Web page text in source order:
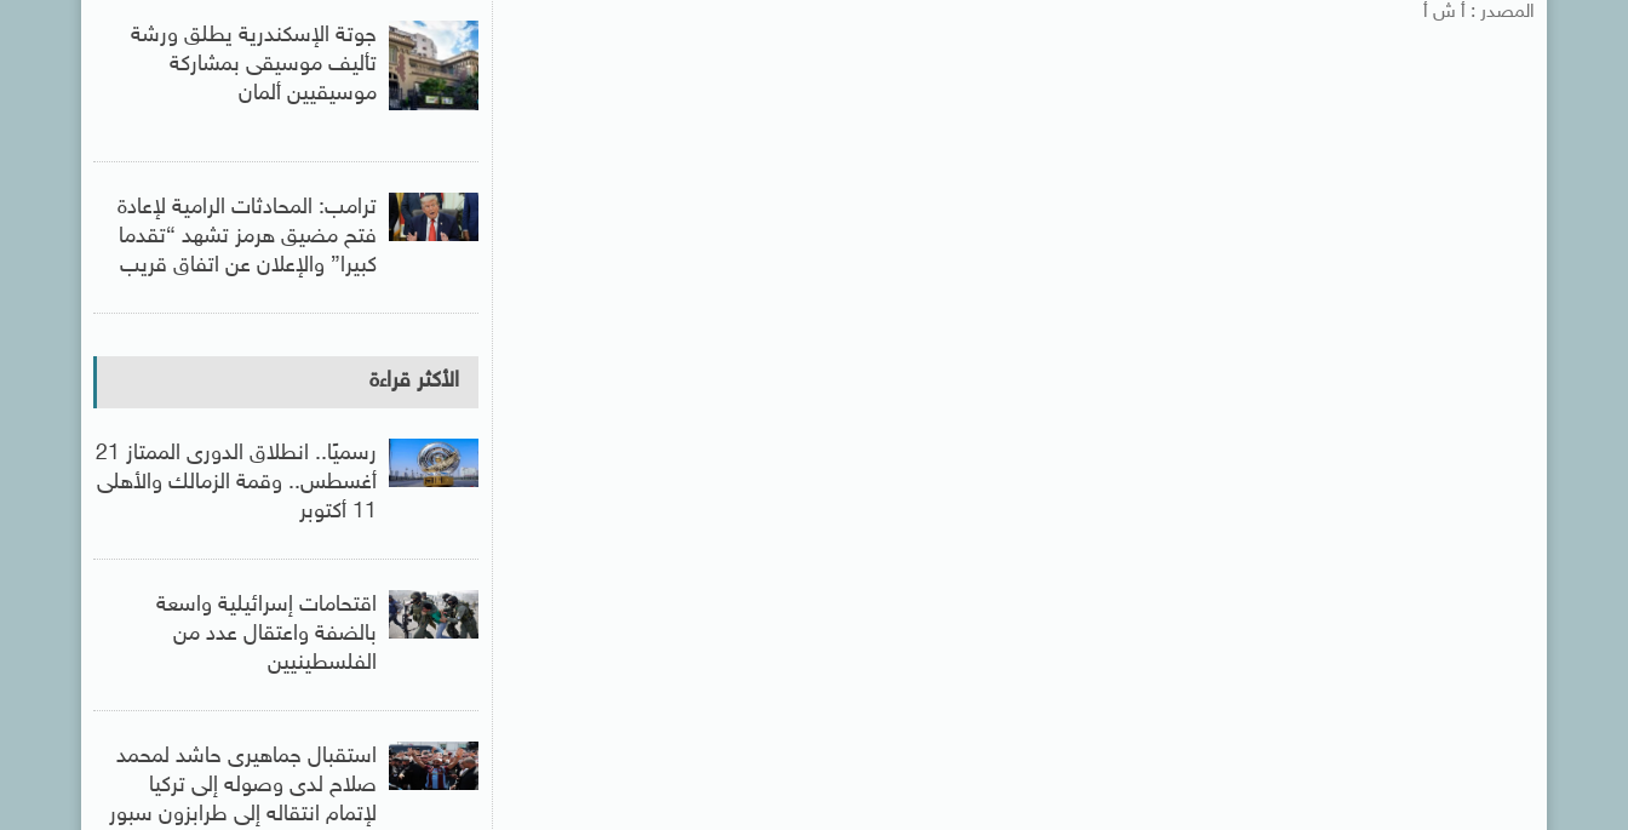
المصدر : أ ش أ
جوتة الإسكندرية يطلق ورشة
تأليف موسيقى بمشاركة
موسيقيين ألمان
ترامب: المحادثات الرامية لإعادة
فتح مضيق هرمز تشهد “تقدما
كبيرا” والإعلان عن اتفاق قريب
الأكثر قراءة
رسميًا.. انطلاق الدورى الممتاز 21
أغسطس.. وقمة الزمالك والأهلى
11 أكتوبر
اقتحامات إسرائيلية واسعة
بالضفة واعتقال عدد من
الفلسطينيين
استقبال جماهيرى حاشد لمحمد
صلاح لدى وصوله إلى تركيا
لإتمام انتقاله إلى طرابزون سبور